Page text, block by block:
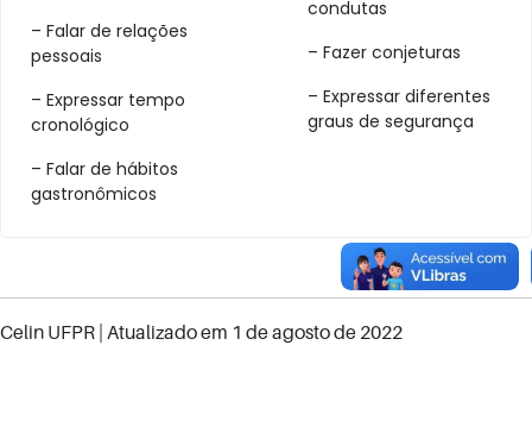
– Falar de relações
pessoais
– Expressar tempo
cronológico
– Falar de hábitos
gastronômicos
condutas
– Fazer conjeturas
– Expressar diferentes
graus de segurança
Celin UFPR | Atualizado em 1 de agosto de 2022